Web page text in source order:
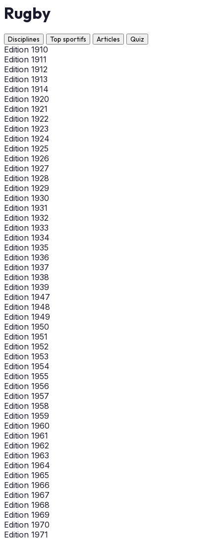
Rugby
Disciplines Top sportifs Articles Quiz
Edition 1910
Edition 1911
Edition 1912
Edition 1913
Edition 1914
Edition 1920
Edition 1921
Edition 1922
Edition 1923
Edition 1924
Edition 1925
Edition 1926
Edition 1927
Edition 1928
Edition 1929
Edition 1930
Edition 1931
Edition 1932
Edition 1933
Edition 1934
Edition 1935
Edition 1936
Edition 1937
Edition 1938
Edition 1939
Edition 1947
Edition 1948
Edition 1949
Edition 1950
Edition 1951
Edition 1952
Edition 1953
Edition 1954
Edition 1955
Edition 1956
Edition 1957
Edition 1958
Edition 1959
Edition 1960
Edition 1961
Edition 1962
Edition 1963
Edition 1964
Edition 1965
Edition 1966
Edition 1967
Edition 1968
Edition 1969
Edition 1970
Edition 1971